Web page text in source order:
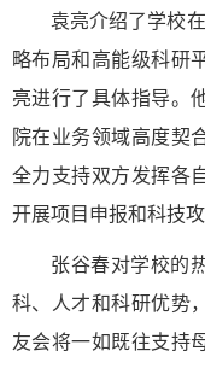
袁亮介绍了学校
略布局和高能级科研
亮进行了具体指导。
院在业务领域高度契
全力支持双方发挥各
开展项目申报和科技
张谷春对学校的
科、人才和科研优势
友会将一如既往支持